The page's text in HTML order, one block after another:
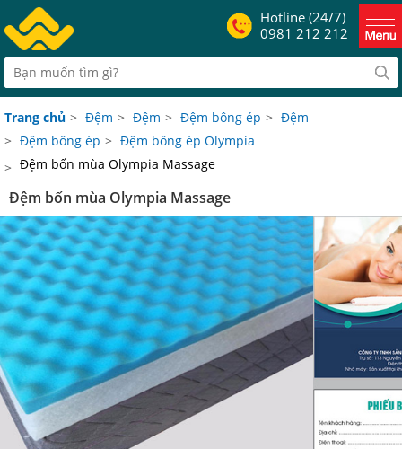
Hotline (24/7)
0981 212 212
Trang chủ > Đệm > Đệm > Đệm bông ép > Đệm
> Đệm bông ép > Đệm bông ép Olympia
> Đệm bốn mùa Olympia Massage
Đệm bốn mùa Olympia Massage